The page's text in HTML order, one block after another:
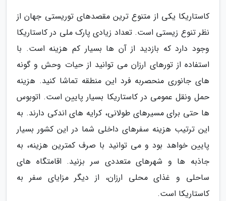
کاستاریکا یکی از متنوع ترین مقصدهای توریستی جهان از
نظر تنوع زیستی است. تعداد زیادی پارک ملی در کاستاریکا
وجود دارد که بازدید از آن ها بسیار کم هزینه است. با
استفاده از تورهای ارزان می توانید از حیات وحش و گونه
های جانوری منحصربه فرد این منطقه تماشا کنید. هزینه
حمل ونقل عمومی در کاستاریکا بسیار پایین است. اتوبوس
ها حتی برای مسیرهای طولانی، کرایه های اندکی دارند. به
این ترتیب هزینه سفرهای داخلی شما در این کشور بسیار
پایین خواهد بود و می توانید با صرف کمترین هزینه، به
جاذبه ها و شهرهای متعددی سر بزنید. اقامتگاه های
ساحلی و غذای محلی ارزان، از دیگر مزایای سفر به
کاستاریکا است.